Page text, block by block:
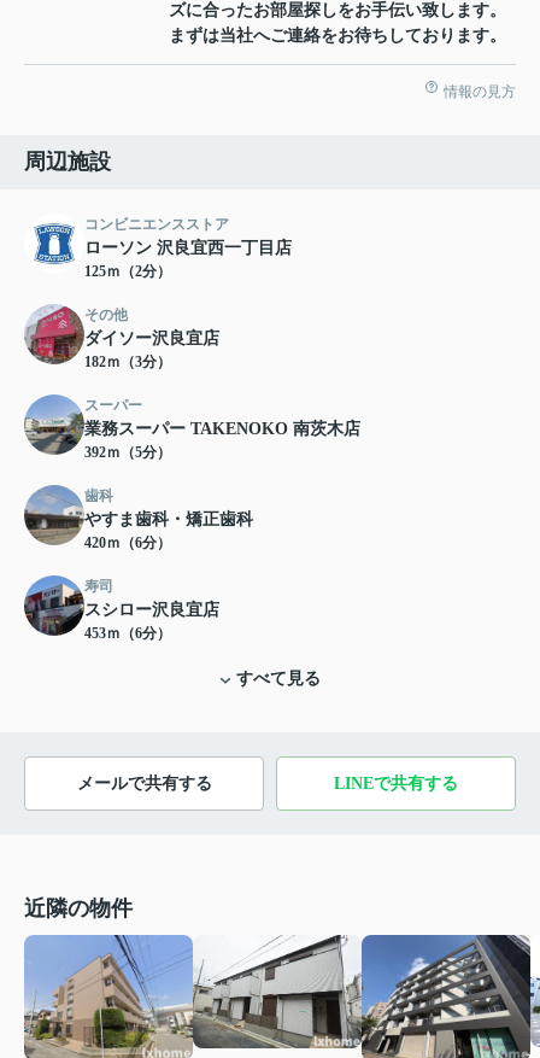
ズに合ったお部屋探しをお手伝い致します。
まずは当社へご連絡をお待ちしております。
情報の見方
周辺施設
コンビニエンスストア
ローソン 沢良宜西一丁目店
125ｍ（2分）
その他
ダイソー沢良宜店
182ｍ（3分）
スーパー
業務スーパー TAKENOKO 南茨木店
392ｍ（5分）
歯科
やすま歯科・矯正歯科
420ｍ（6分）
寿司
スシロー沢良宜店
453ｍ（6分）
すべて見る
メールで共有する LINEで共有する
近隣の物件